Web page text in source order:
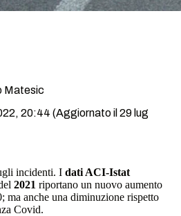
Matesic
20:44 (Aggiornato il 29 lug
incidenti. I dati ACI-Istat
2021 riportano un nuovo aumento
ma anche una diminuzione rispetto
Covid.